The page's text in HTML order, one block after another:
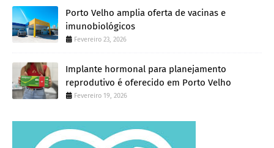
Porto Velho amplia oferta de vacinas e
imunobiológicos
Fevereiro 23, 2026
Implante hormonal para planejamento
reprodutivo é oferecido em Porto Velho
Fevereiro 19, 2026